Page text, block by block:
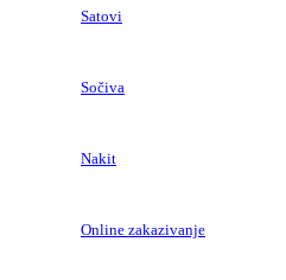
Satovi
Sočiva
Nakit
Online zakazivanje